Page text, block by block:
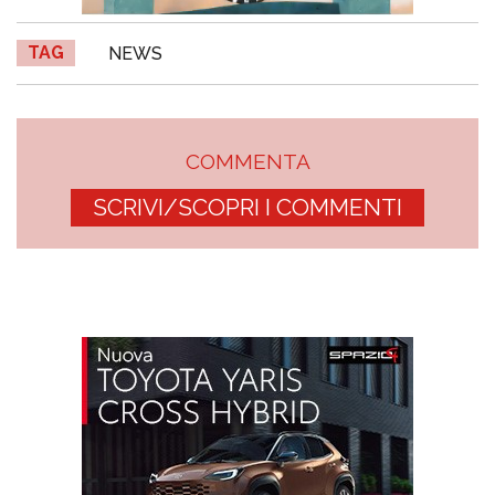
TAG NEWS
COMMENTA
SCRIVI/SCOPRI I COMMENTI